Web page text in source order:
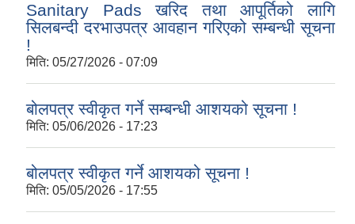
Sanitary Pads खरिद तथा आपूर्तिको लागि
सिलबन्दी दरभाउपत्र आवहान गरिएको सम्बन्धी सूचना
!
मिति: 05/27/2026 - 07:09
बोलपत्र स्वीकृत गर्ने सम्बन्धी आशयको सूचना !
मिति: 05/06/2026 - 17:23
बोलपत्र स्वीकृत गर्ने आशयको सूचना !
मिति: 05/05/2026 - 17:55